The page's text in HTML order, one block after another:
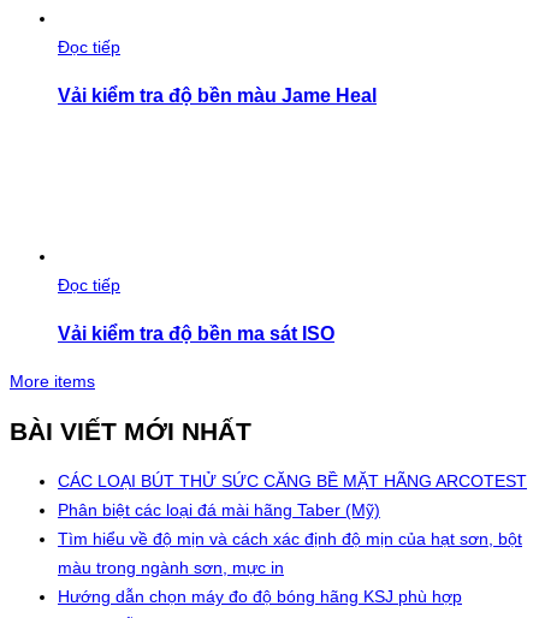
Đọc tiếp
Vải kiểm tra độ bền màu Jame Heal
Đọc tiếp
Vải kiểm tra độ bền ma sát ISO
More items
BÀI VIẾT MỚI NHẤT
CÁC LOẠI BÚT THỬ SỨC CĂNG BỀ MẶT HÃNG ARCOTEST
Phân biệt các loại đá mài hãng Taber (Mỹ)
Tìm hiểu về độ mịn và cách xác định độ mịn của hạt sơn, bột
màu trong ngành sơn, mực in
Hướng dẫn chọn máy đo độ bóng hãng KSJ phù hợp